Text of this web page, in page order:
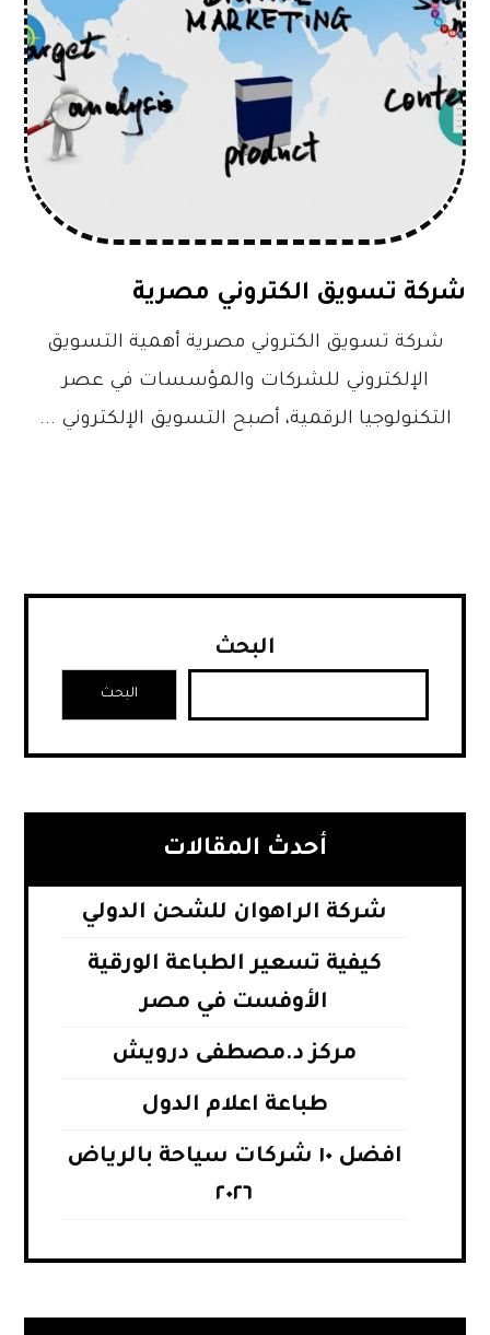
شركة تسويق الكتروني مصرية
شركة تسويق الكتروني مصرية أهمية التسويق
الإلكتروني للشركات والمؤسسات في عصر
التكنولوجيا الرقمية، أصبح التسويق الإلكتروني ...
البحث
البحث
أحدث المقالات
شركة الراهوان للشحن الدولي
كيفية تسعير الطباعة الورقية
الأوفست في مصر
مركز د.مصطفى درويش
طباعة اعلام الدول
افضل ١٠ شركات سياحة بالرياض
٢٠٢٦